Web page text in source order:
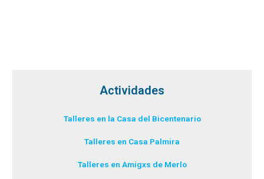
Actividades
Talleres en la Casa del Bicentenario
Talleres en Casa Palmira
Talleres en Amigxs de Merlo